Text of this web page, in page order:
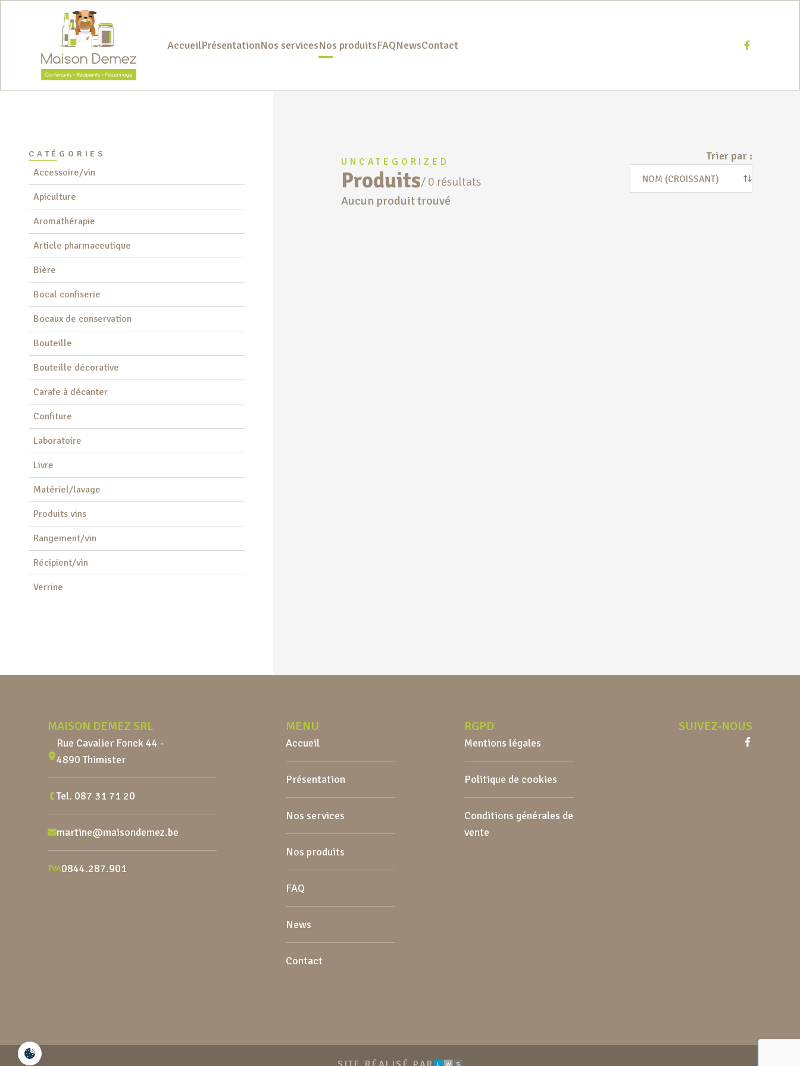
AccueilPrésentationNos servicesNos produitsFAQNewsContact Facebook
UNCATEGORIZED
Produits/ 0 résultats
Trier par :
Résultats
Aucun produit trouvé
Filtres Fermer les filtres
CATÉGORIES
Accessoire/vin
Apiculture
Aromathérapie
Article pharmaceutique
Bière
Bocal confiserie
Bocaux de conservation
Bouteille
Bouteille décorative
Carafe à décanter
Confiture
Laboratoire
Livre
Matériel/lavage
Produits vins
Rangement/vin
Récipient/vin
Verrine
MAISON DEMEZ SRL
Rue Cavalier Fonck 44 -
4890 Thimister
Tel. 087 31 71 20
martine@maisondemez.be
TVA0844.287.901
MENU
Accueil
Présentation
Nos services
Nos produits
FAQ
News
Contact
RGPD
Mentions légales
Politique de cookies
Conditions générales de
vente
SUIVEZ-NOUS
Facebook